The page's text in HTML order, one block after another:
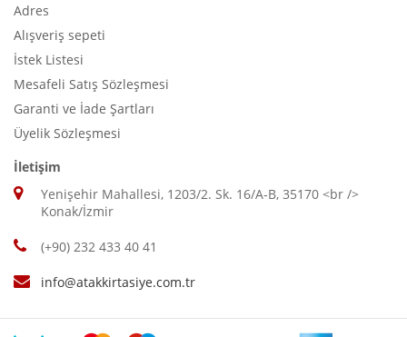
Adres
Alışveriş sepeti
İstek Listesi
Mesafeli Satış Sözleşmesi
Garanti ve İade Şartları
Üyelik Sözleşmesi
İletişim
Yenişehir Mahallesi, 1203/2. Sk. 16/A-B, 35170 <br />
Konak/İzmir
(+90) 232 433 40 41
info@atakkirtasiye.com.tr